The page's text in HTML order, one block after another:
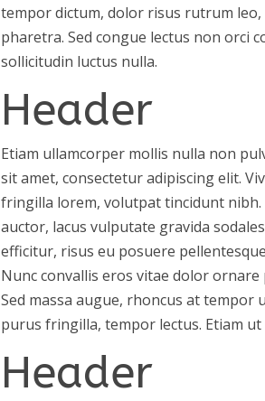
tempor dictum, dolor risus rutrum
pharetra. Sed congue lectus non orci
sollicitudin luctus nulla.
Header
Etiam ullamcorper mollis nulla non
sit amet, consectetur adipiscing elit.
fringilla lorem, volutpat tincidunt nibh.
auctor, lacus vulputate gravida
efficitur, risus eu posuere
Nunc convallis eros vitae dolor
Sed massa augue, rhoncus at tempor
purus fringilla, tempor lectus. Etiam
Header